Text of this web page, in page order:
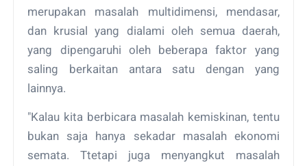
merupakan masalah multidimensi, mendasar,
dan krusial yang dialami oleh semua daerah,
yang dipengaruhi oleh beberapa faktor yang
saling berkaitan antara satu dengan yang
lainnya.
"Kalau kita berbicara masalah kemiskinan, tentu
bukan saja hanya sekadar masalah ekonomi
semata. Ttetapi juga menyangkut masalah